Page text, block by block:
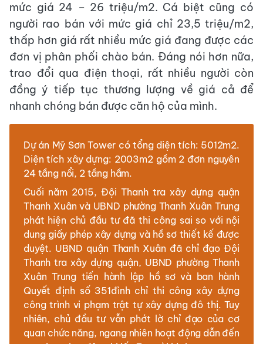
mức giá 24 – 26 triệu/m2. Cá biệt cũng có
người rao bán với mức giá chỉ 23,5 triệu/m2,
thấp hơn giá rất nhiều mức giá đang được các
đơn vị phân phối chào bán. Đáng nói hơn nữa,
trao đổi qua điện thoại, rất nhiều người còn
đồng ý tiếp tục thương lượng về giá cả để
nhanh chóng bán được căn hộ của mình.
Dự án Mỹ Sơn Tower có tổng diện tích: 5012m2.
Diện tích xây dựng: 2003m2 gồm 2 đơn nguyên
24 tầng nổi, 2 tầng hầm.
Cuối năm 2015, Đội Thanh tra xây dựng quận
Thanh Xuân và UBND phường Thanh Xuân Trung
phát hiện chủ đầu tư đã thi công sai so với nội
dung giấy phép xây dựng và hồ sơ thiết kế được
duyệt. UBND quận Thanh Xuân đã chỉ đạo Đội
Thanh tra xây dựng quận, UBND phường Thanh
Xuân Trung tiến hành lập hồ sơ và ban hành
Quyết định số 351đình chỉ thi công xây dựng
công trình vi phạm trật tự xây dựng đô thị. Tuy
nhiên, chủ đầu tư vẫn phớt lờ chỉ đạo của cơ
quan chức năng, ngang nhiên hoạt động dẫn đến